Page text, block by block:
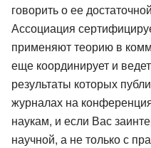
говорить о ее
Ассоциация
применяют теорию в
еще координирует и
результаты которых
журналах на
наукам, и если Вас
научной, а не только с